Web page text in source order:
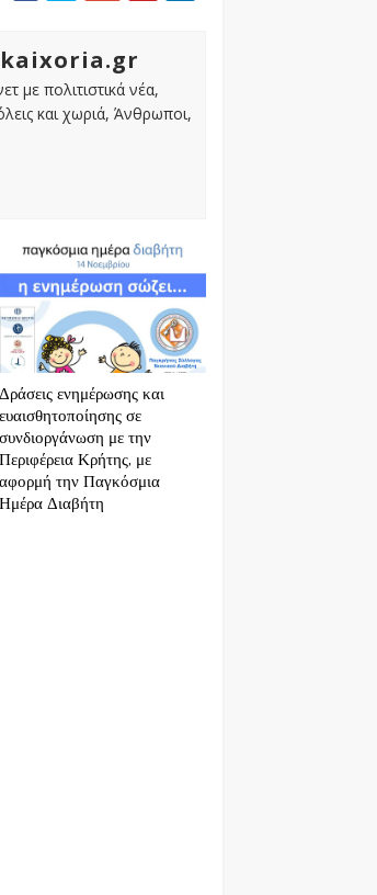
με πολιτιστικά νέα,
και χωριά, Άνθρωποι,
Δράσεις ενημέρωσης και
ευαισθητοποίησης σε
συνδιοργάνωση με την
Περιφέρεια Κρήτης, με
αφορμή την Παγκόσμια
Ημέρα Διαβήτη